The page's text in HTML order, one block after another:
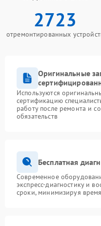
2723
отремонтированных
Оригинальные
Используются
сертификацию
работу после ремонта и
обязательств
Бесплатная
Современное
экспресс-диагностику и
сроки, минимизируя